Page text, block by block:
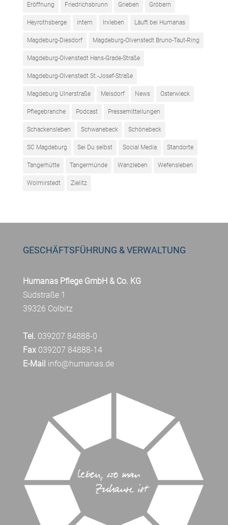
Eröffnung Friedrichsbrunn Grieben Gröbern
Heyrothsberge intern Irxleben Läuft bei Humanas
Magdeburg-Diesdorf Magdeburg-Olvenstedt Bruno-Taut-Ring
Magdeburg-Olvenstedt Hans-Grade-Straße
Magdeburg-Olvenstedt St.-Josef-Straße
Magdeburg Ulnerstraße Meisdorf News Osterwieck
Pflegebranche Podcast Pressemitteilungen
Schackensleben Schwanebeck Schönebeck
SC Magdeburg Sei Du selbst Social Media Standorte
Tangerhütte Tangermünde Wanzleben Wefensleben
Wolmirstedt Zielitz
GESCHÄFTSFÜHRUNG & VERWALTUNG
Humanas Pflege GmbH & Co. KG
Südstraße 1
39326 Colbitz
Tel. 039207 84888-0
Fax039207 84888-14
E-Mail info@humanas.de